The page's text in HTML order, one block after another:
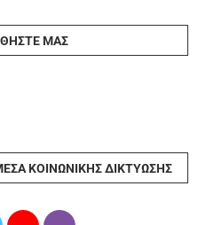
ΜΑΣ
ΚΟΙΝΩΝΙΚΉΣ ΔΙΚΤΎΩΣΗΣ